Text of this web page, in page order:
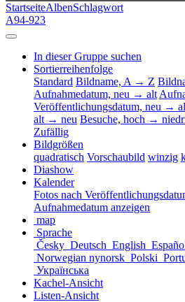
StartseiteAlbenSchlagwort
A94-923
In dieser Gruppe suchen
Sortierreihenfolge
Standard Bildname, A → Z
Aufnahmedatum, neu → alt
Veröffentlichungsdatum, neu →
alt → neu Besuche, hoch →
Zufällig
Bildgrößen
quadratisch Vorschaubild winzig
Diashow
Kalender
Fotos nach
Aufnahmedatum anzeigen
map
Sprache
Česky Deutsch English
Norwegian nynorsk Polski
Українська
Kachel-Ansicht
Listen-Ansicht